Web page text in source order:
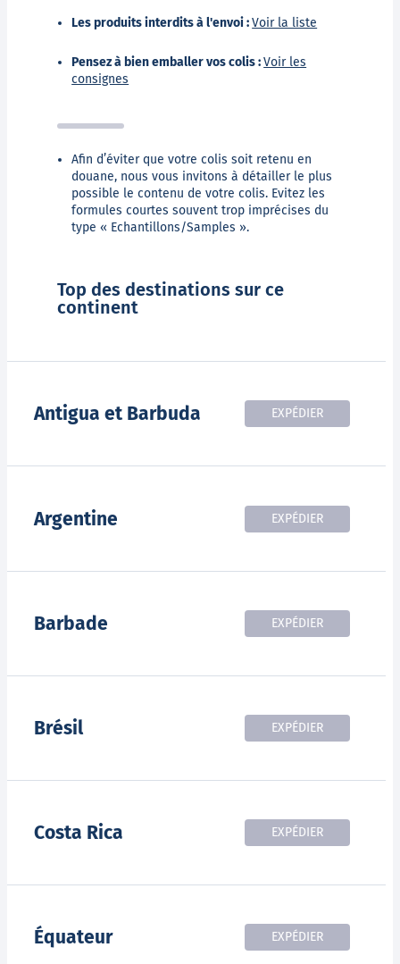
Les produits interdits à l'envoi :Voir la liste
Pensez à bien emballer vos colis :Voir les
consignes
Afin d’éviter que votre colis soit retenu en
douane, nous vous invitons à détailler le plus
possible le contenu de votre colis. Evitez les
formules courtes souvent trop imprécises du
type « Echantillons/Samples ».
Top des destinations sur ce
continent
Antigua et Barbuda EXPÉDIER
Argentine EXPÉDIER
Barbade EXPÉDIER
Brésil EXPÉDIER
Costa Rica EXPÉDIER
Équateur EXPÉDIER